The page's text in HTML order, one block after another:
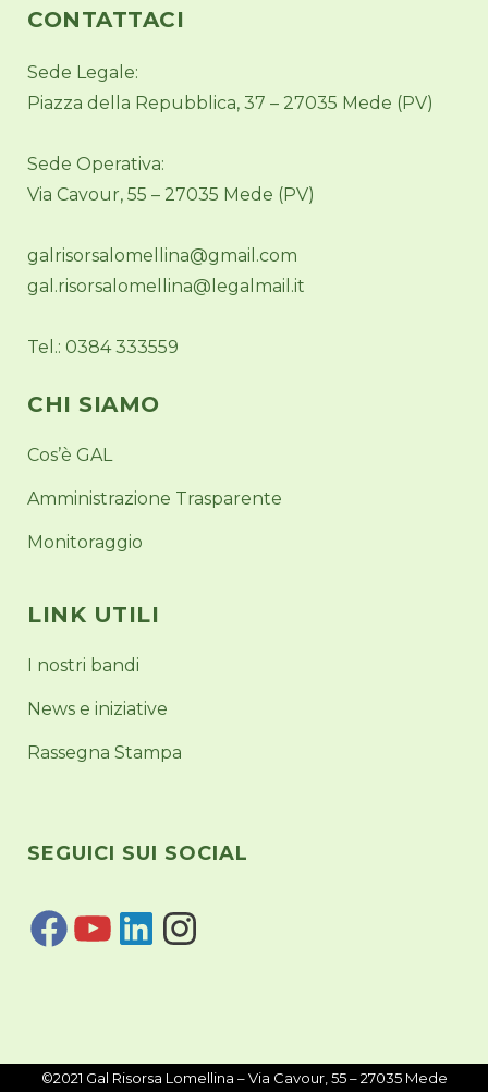
CONTATTACI
Sede Legale:
Piazza della Repubblica, 37 – 27035 Mede (PV)
Sede Operativa:
Via Cavour, 55 – 27035 Mede (PV)
galrisorsalomellina@gmail.com
gal.risorsalomellina@legalmail.it
Tel.: 0384 333559
CHI SIAMO
Cos’è GAL
Amministrazione Trasparente
Monitoraggio
LINK UTILI
I nostri bandi
News e iniziative
Rassegna Stampa
SEGUICI SUI SOCIAL
©2021 Gal Risorsa Lomellina – Via Cavour, 55 – 27035 Mede